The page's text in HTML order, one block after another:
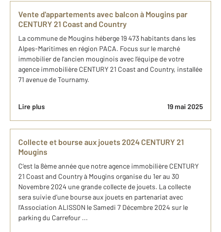
Vente d'appartements avec balcon à Mougins par
CENTURY 21 Coast and Country
La commune de Mougins héberge 19 473 habitants dans les
Alpes-Maritimes en région PACA. Focus sur le marché
immobilier de l’ancien mouginois avec l’équipe de votre
agence immobilière CENTURY 21 Coast and Country, installée
71 avenue de Tournamy.
Lire plus 19 mai 2025
Collecte et bourse aux jouets 2024 CENTURY 21
Mougins
C’est la 8ème année que notre agence immobilière CENTURY
21 Coast and Country à Mougins organise du 1er au 30
Novembre 2024 une grande collecte de jouets. La collecte
sera suivie d’une bourse aux jouets en partenariat avec
l’Association ALISSON le Samedi 7 Décembre 2024 sur le
parking du Carrefour ...